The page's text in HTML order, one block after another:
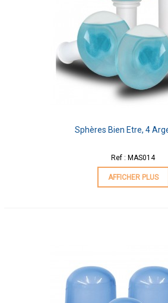
Sphères Bien Etre, 4
Ref : MAS014
AFFICHER PLUS